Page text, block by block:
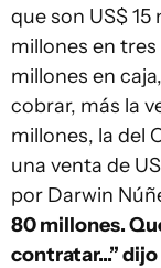
que son US$ 15
millones en
millones en
cobrar, más la
millones, la del
una venta de
por Darwin
80 millones.
contratar...” dijo